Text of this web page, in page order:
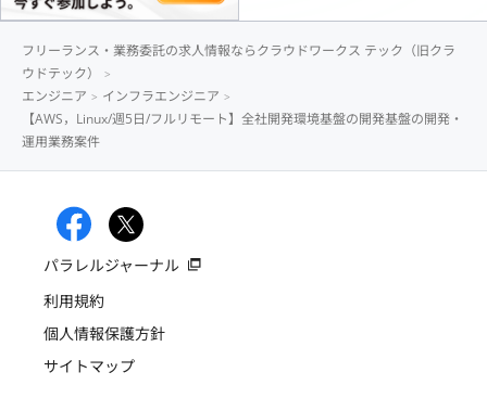
フリーランス・業務委託の求人情報ならクラウドワークス テック（旧クラ
ウドテック）
エンジニア
インフラエンジニア
【AWS，Linux/週5日/フルリモート】全社開発環境基盤の開発基盤の開発・
運用業務案件
パラレルジャーナル
利用規約
個人情報保護方針
サイトマップ